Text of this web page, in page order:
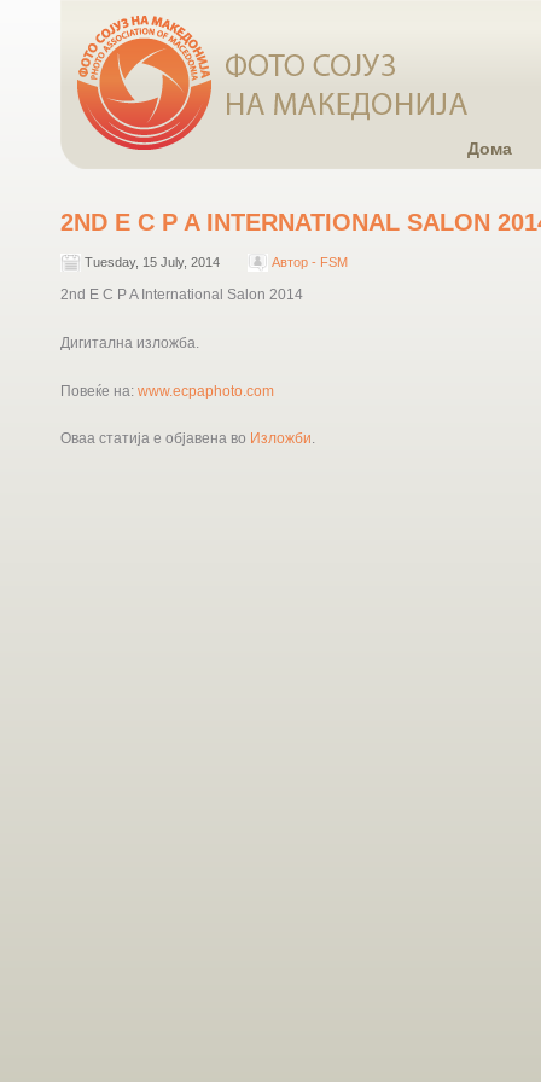
Дома
2ND E C P A INTERNATIONAL SALON
Tuesday, 15 July, 2014 Автор - FSM
2nd E C P A International Salon 2014
Дигитална изложба.
Повеќе на: www.ecpaphoto.com
Оваа статија е објавена во Изложби.